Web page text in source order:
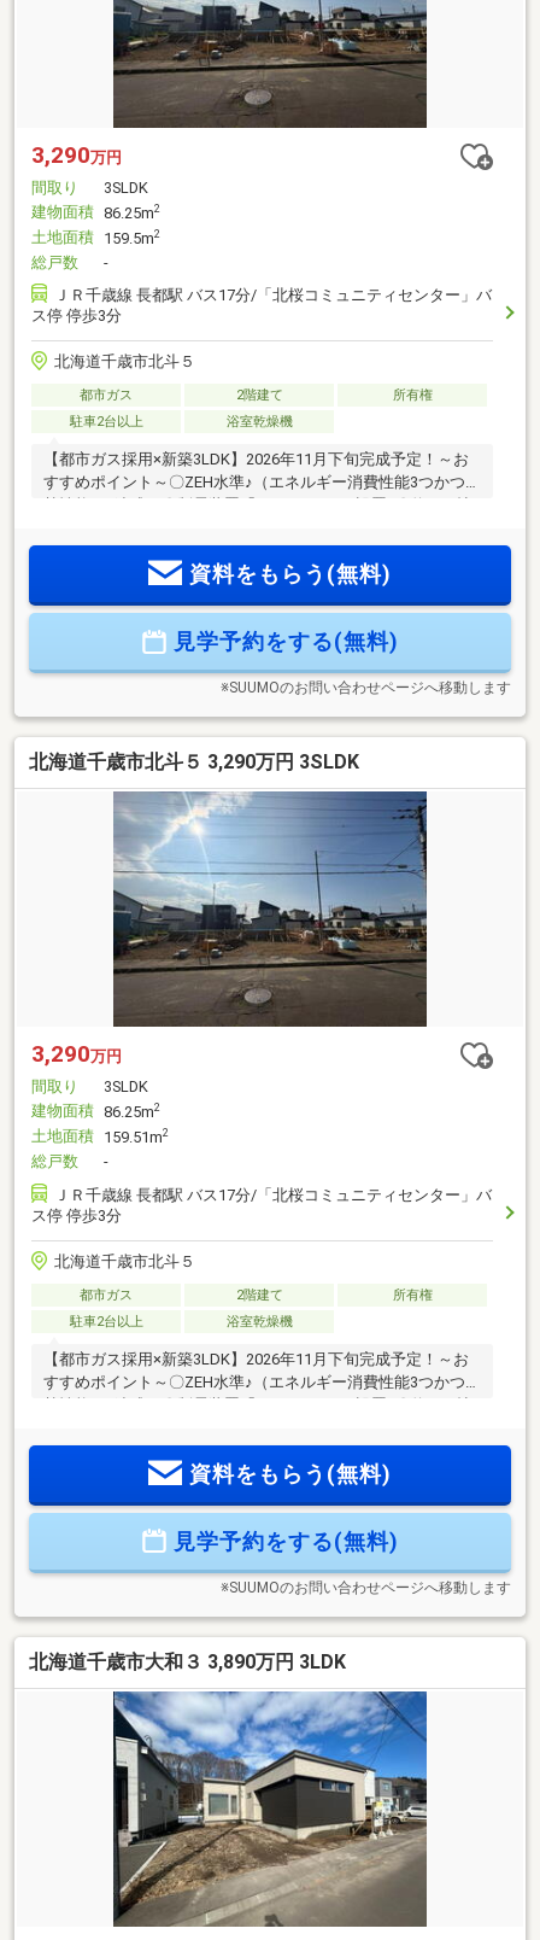
3,290万円
間取り
3SLDK
建物面積 86.25m2
土地面積 159.5m2
総戸数
-
ＪＲ千歳線 長都駅 バス17分/「北桜コミュニティセンター」バ
ス停 停歩3分
北海道千歳市北斗５
都市ガス 2階建て
所有権
駐車2台以上
浴室乾燥機
【都市ガス採用×新築3LDK】2026年11月下旬完成予定！～お
すすめポイント～〇ZEH水準♪（エネルギー消費性能3つかつ断
テムキッチンで料理をしながら家族との会話も楽しめます♪〇
浴室換気暖房乾燥機付きユニットバス♪〇各階トイレ♪〇防犯
す。〇駐車2台可能（車種による）でご夫婦それぞれのお車も
安心♪
資料をもらう(無料)
見学予約をする(無料)
※SUUMOのお問い合わせページへ移動します
北海道千歳市北斗５ 3,290万円 3SLDK
3,290万円
間取り
3SLDK
建物面積 86.25m2
土地面積 159.51m2
総戸数
-
ＪＲ千歳線 長都駅 バス17分/「北桜コミュニティセンター」バ
ス停 停歩3分
北海道千歳市北斗５
都市ガス 2階建て
所有権
駐車2台以上
浴室乾燥機
【都市ガス採用×新築3LDK】2026年11月下旬完成予定！～お
すすめポイント～〇ZEH水準♪（エネルギー消費性能3つかつ断
テムキッチンで料理をしながら家族との会話も楽しめます♪〇
浴室換気暖房乾燥機付きユニットバス♪〇各階トイレ♪〇防犯
す。〇駐車2台可能（車種による）でご夫婦それぞれのお車も
資料をもらう(無料)
見学予約をする(無料)
※SUUMOのお問い合わせページへ移動します
北海道千歳市大和３ 3,890万円 3LDK